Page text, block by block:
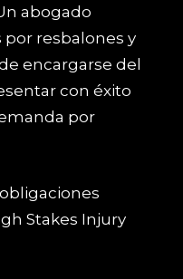
abogado
por resbalones y
encargarse del
con éxito
por
Stakes Injury